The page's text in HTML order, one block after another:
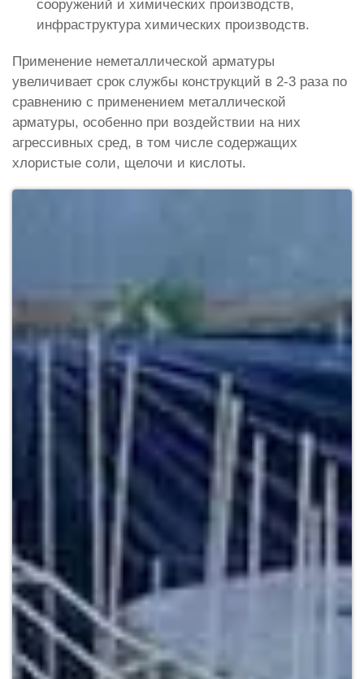
сооружений и химических производств,
инфраструктура химических производств.
Применение неметаллической арматуры
увеличивает срок службы конструкций в 2-3 раза по
сравнению с применением металлической
арматуры, особенно при воздействии на них
агрессивных сред, в том числе содержащих
хлористые соли, щелочи и кислоты.